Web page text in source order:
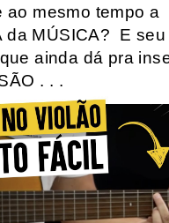
ao mesmo tempo a
da MÚSICA? E seu
ainda dá pra
. . .